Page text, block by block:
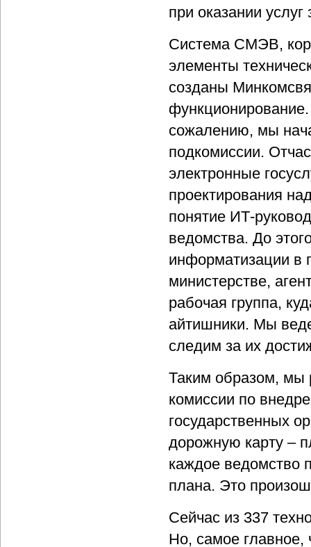
при оказании услуг
Система СМЭВ,
элементы
созданы
сожалению, мы
подкомиссии.
электронные
проектирования
понятие ИТ-
ведомства. До
информатизации в
министерстве,
рабочая группа,
айтишники. Мы
следим за их
Таким образом, мы
комиссии по
государственных
дорожную карту –
каждое ведомство
плана. Это
Сейчас из 337
Но, самое главное,